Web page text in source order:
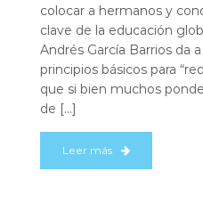
colocar a hermanos y
clave de la educación
Andrés García Barrios da
principios básicos para
que si bien muchos
de […]
Leer más